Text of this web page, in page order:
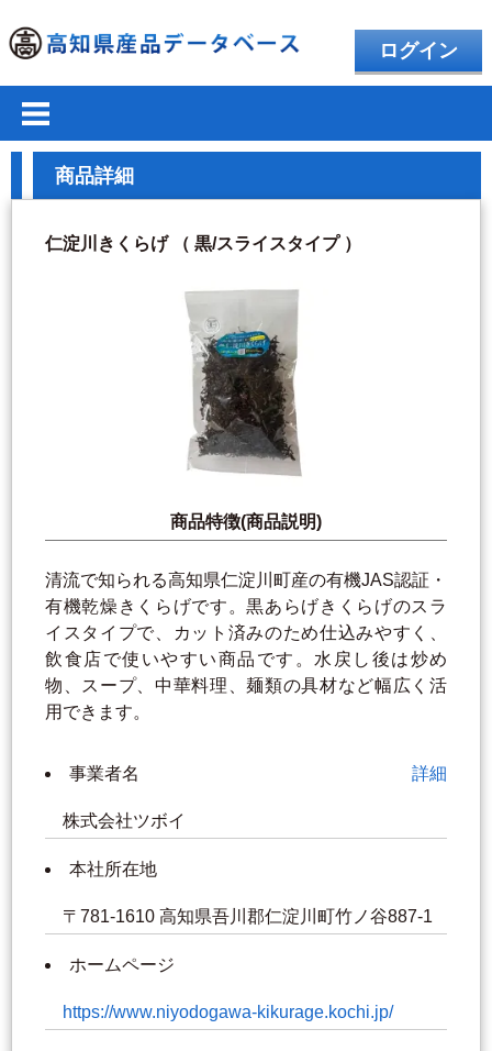
ログイン
商品詳細
仁淀川きくらげ （ 黒/スライスタイプ ）
商品特徴(商品説明)
清流で知られる高知県仁淀川町産の有機JAS認証・
有機乾燥きくらげです。黒あらげきくらげのスラ
イスタイプで、カット済みのため仕込みやすく、
飲食店で使いやすい商品です。水戻し後は炒め
物、スープ、中華料理、麺類の具材など幅広く活
用できます。
事業者名 詳細
株式会社ツボイ
本社所在地
〒781-1610 高知県吾川郡仁淀川町竹ノ谷887-1
ホームページ
https://www.niyodogawa-kikurage.kochi.jp/